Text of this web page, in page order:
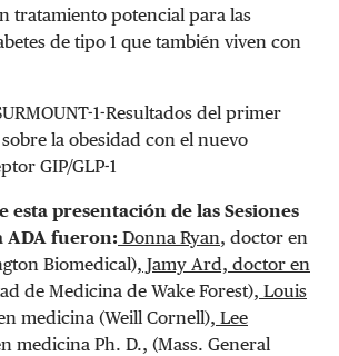
tratamiento potencial para las
de tipo 1 que también viven con
1-Resultados del primer
la obesidad con el nuevo
GIP/GLP-1
esta presentación de las Sesiones
ADA fueron: Donna Ryan, doctor en
Biomedical), Jamy Ard, doctor en
de Medicina de Wake Forest), Louis
medicina (Weill Cornell), Lee
medicina Ph. D., (Mass. General